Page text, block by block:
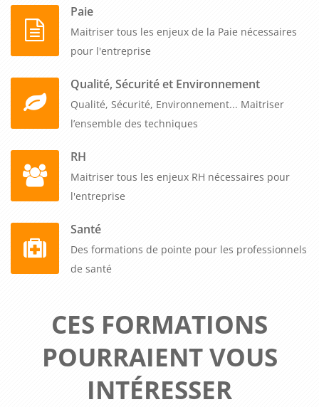
Paie
Maitriser tous les enjeux de la Paie nécessaires
pour l'entreprise
Qualité, Sécurité et Environnement
Qualité, Sécurité, Environnement... Maitriser
l’ensemble des techniques
RH
Maitriser tous les enjeux RH nécessaires pour
l'entreprise
Santé
Des formations de pointe pour les professionnels
de santé
CES FORMATIONS
POURRAIENT VOUS
INTÉRESSER